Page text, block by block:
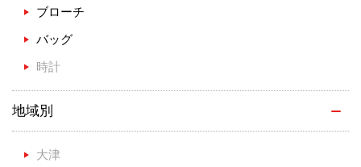
ブローチ
バッグ
時計
地域別
大津